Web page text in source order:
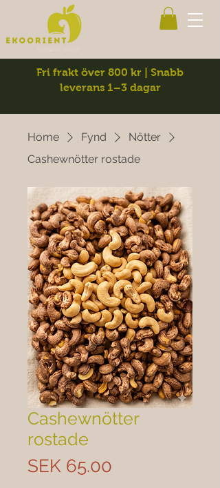
Fri frakt över 800 kr | Snabb
leverans 1–3 dagar
Home Fynd
Nötter
Cashewnötter rostade
Cashewnötter
rostade
SEK 65.00